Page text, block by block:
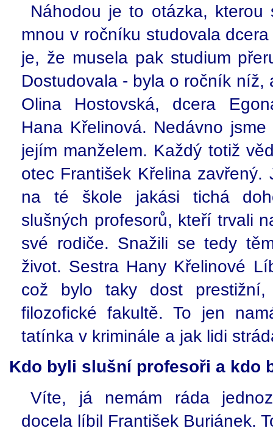
Náhodou je to otázka,
mnou v ročníku studovala
je, že musela pak studium
Dostudovala - byla o ročník
Olina Hostovská, dcera
Hana Křelinová. Nedávno
jejím manželem. Každý totiž
otec František Křelina
na té škole jakási tichá
slušných profesorů, kteří trvali
své rodiče. Snažili se tedy
život. Sestra Hany Křelinové
což bylo taky dost
filozofické fakultě. To jen
tatínka v kriminále a jak lidi
Kdo byli slušní profesoři a kdo
Víte, já nemám ráda
docela líbil František Buriánek.